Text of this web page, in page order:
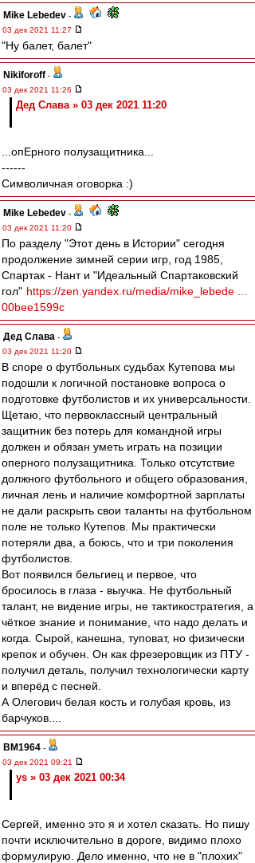
Mike Lebedev -
03 дек 2021 11:27
"Ну балет, балет"
Nikiforoff -
03 дек 2021 11:26
Дед Слава » 03 дек 2021 11:20
...опЕрного полузащитника...
------
Символичная оговорка :)
Mike Lebedev -
03 дек 2021 11:20
По разделу "Этот день в Истории" сегодня
продолжение зимней серии игр, год 1985,
Спартак - Нант и "Идеальный Спартаковский
гол" https://zen.yandex.ru/media/mike_lebede ...
00bee1599c
Дед Слава -
03 дек 2021 11:20
В споре о футбольных судьбах Кутепова мы
подошли к логичной постановке вопроса о
подготовке футболистов и их универсальности.
Щетаю, что первоклассный центральный
защитник без потерь для командной игры
должен и обязан уметь играть на позиции
оперного полузащитника. Только отсутствие
должного футбольного и общего образования,
личная лень и наличие комфортной зарплаты
не дали раскрыть свои таланты на футбольном
поле не только Кутепов. Мы практически
потеряли два, а боюсь, что и три поколения
футболистов.
Вот появился бельгиец и первое, что
бросилось в глаза - выучка. Не футбольный
талант, не видение игры, не тактикостратегия, а
чёткое знание и понимание, что надо делать и
когда. Сырой, канешна, туповат, но физически
крепок и обучен. Он как фрезеровщик из ПТУ -
получил деталь, получил технологически карту
и вперёд с песней.
А Олегович белая кость и голубая кровь, из
барчуков....
BM1964 -
03 дек 2021 09:21
ys » 03 дек 2021 00:34
Сергей, именно это я и хотел сказать. Но пишу
почти исключительно в дороге, видимо плохо
формулирую. Дело именно, что не в "плохих"